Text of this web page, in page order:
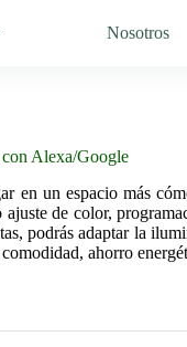
Nosotros
Alexa/Google
en un espacio más
de color,
podrás adaptar la
ahorro